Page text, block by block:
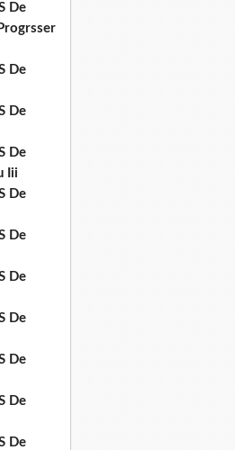
De
De
De
De
Iii
De
De
De
De
De
De
De